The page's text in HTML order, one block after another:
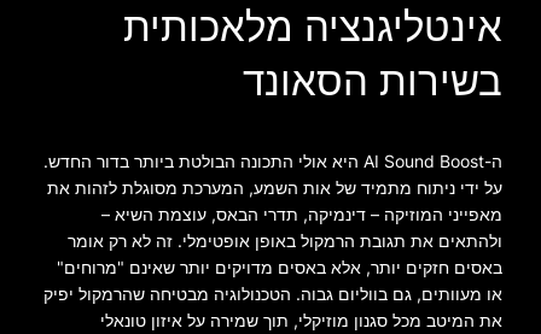
אינטליגנציה מלאכותית
בשירות הסאונד
ה-AI Sound Boost היא אולי התכונה הבולטת ביותר בדור החדש.
על ידי ניתוח מתמיד של אות השמע, המערכת מסוגלת לזהות את
מאפייני המוזיקה – דינמיקה, תדרי הבאס, עוצמת השיא –
ולהתאים את תגובת הרמקול באופן אופטימלי. זה לא רק אומר
באסים חזקים יותר, אלא באסים מדויקים יותר שאינם "מרוחים"
או מעוותים, גם בווליום גבוה. הטכנולוגיה מבטיחה שהרמקול יפיק
את המיטב מכל סגנון מוזיקלי, תוך שמירה על איזון טונאלי